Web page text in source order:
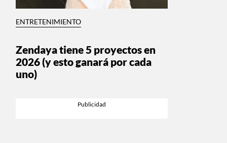
ENTRETENIMIENTO
Zendaya tiene 5 proyectos en
2026 (y esto ganará por cada
uno)